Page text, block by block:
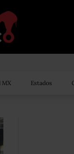
MX Estados